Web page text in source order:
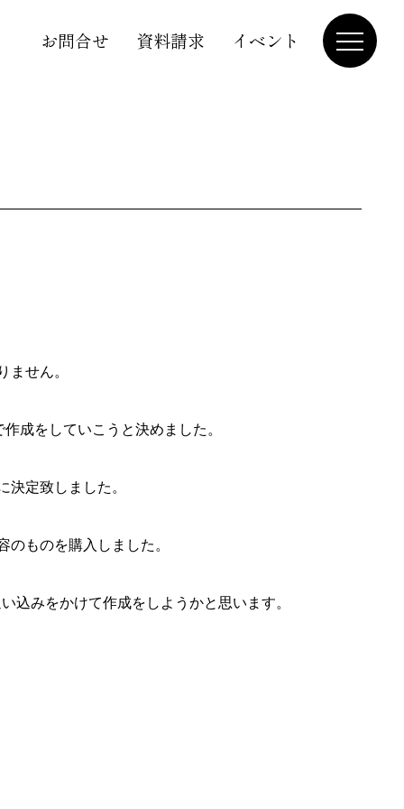
お問合せ 資料請求 イベント
せん。
成をしていこうと決めました。
定致しました。
ものを購入しました。
込みをかけて作成をしようかと思います。